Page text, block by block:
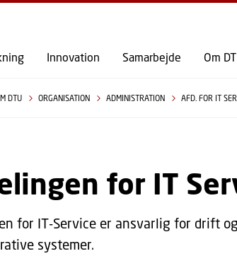
GÅ TIL PRIMÆRT INDHOLD (TRYK
Innovation Samarbejde Om
DTU ORGANISATION ADMINISTRATION AFD. FOR IT
for IT
for IT-Service er ansvarlig for drift
systemer.